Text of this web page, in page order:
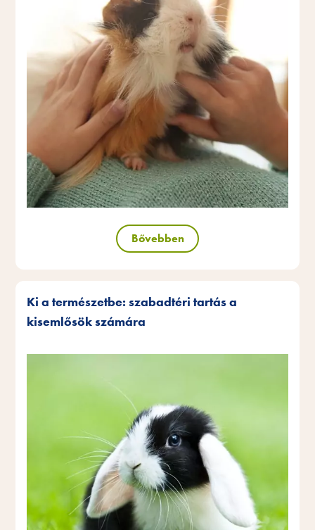
Bővebben
Ki a természetbe: szabadtéri tartás a
kisemlősök számára